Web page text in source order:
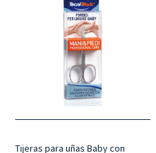
Tijeras para uñas Baby con